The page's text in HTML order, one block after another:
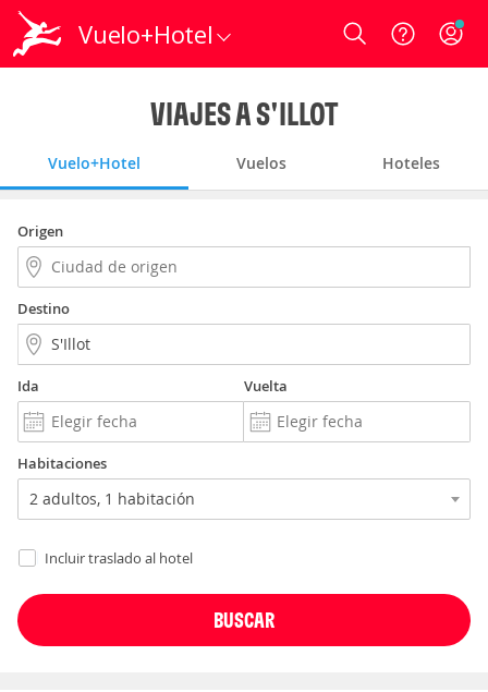
Vuelo+Hotel Login
VIAJES A S'ILLOT
Vuelo+Hotel Vuelos Hoteles
Origen
Destino
Ida Vuelta
Habitaciones
Incluir traslado al hotel